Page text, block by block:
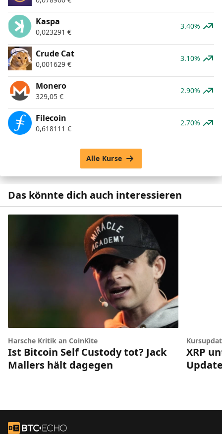
Kaspa
0,023291 €
3.40%
Crude Cat
0,001629 €
3.10%
Monero
329,05 €
2.90%
Filecoin
0,618111 €
2.70%
Alle Kurse
Das könnte dich auch interessieren
Harsche Kritik an CoinKite
Ist Bitcoin Self Custody tot? Jack
Mallers hält dagegen
XRP
Zur Startseite